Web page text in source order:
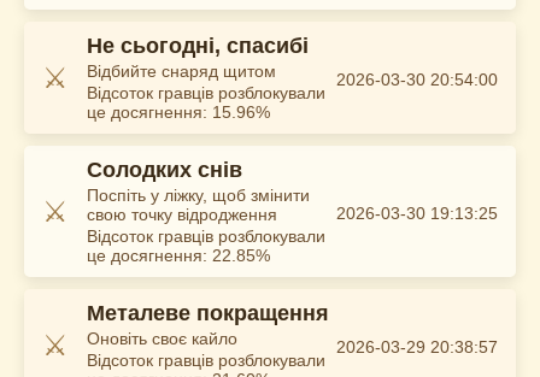
⚔️
Не сьогодні, спасибі
Відбийте снаряд щитом
Відсоток гравців розблокували
це досягнення: 15.96%
2026-03-30 20:54:00
⚔️
Солодких снів
Поспіть у ліжку, щоб змінити
свою точку відродження
Відсоток гравців розблокували
це досягнення: 22.85%
2026-03-30 19:13:25
⚔️
Металеве покращення
Оновіть своє кайло
Відсоток гравців розблокували
2026-03-29 20:38:57